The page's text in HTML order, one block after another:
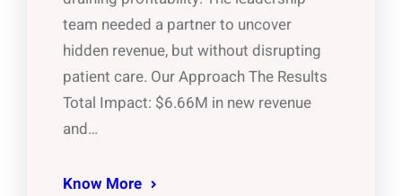
team needed a partner to uncover
hidden revenue, but without disrupting
patient care. Our Approach The Results
Total Impact: $6.66M in new revenue
and…
Know More